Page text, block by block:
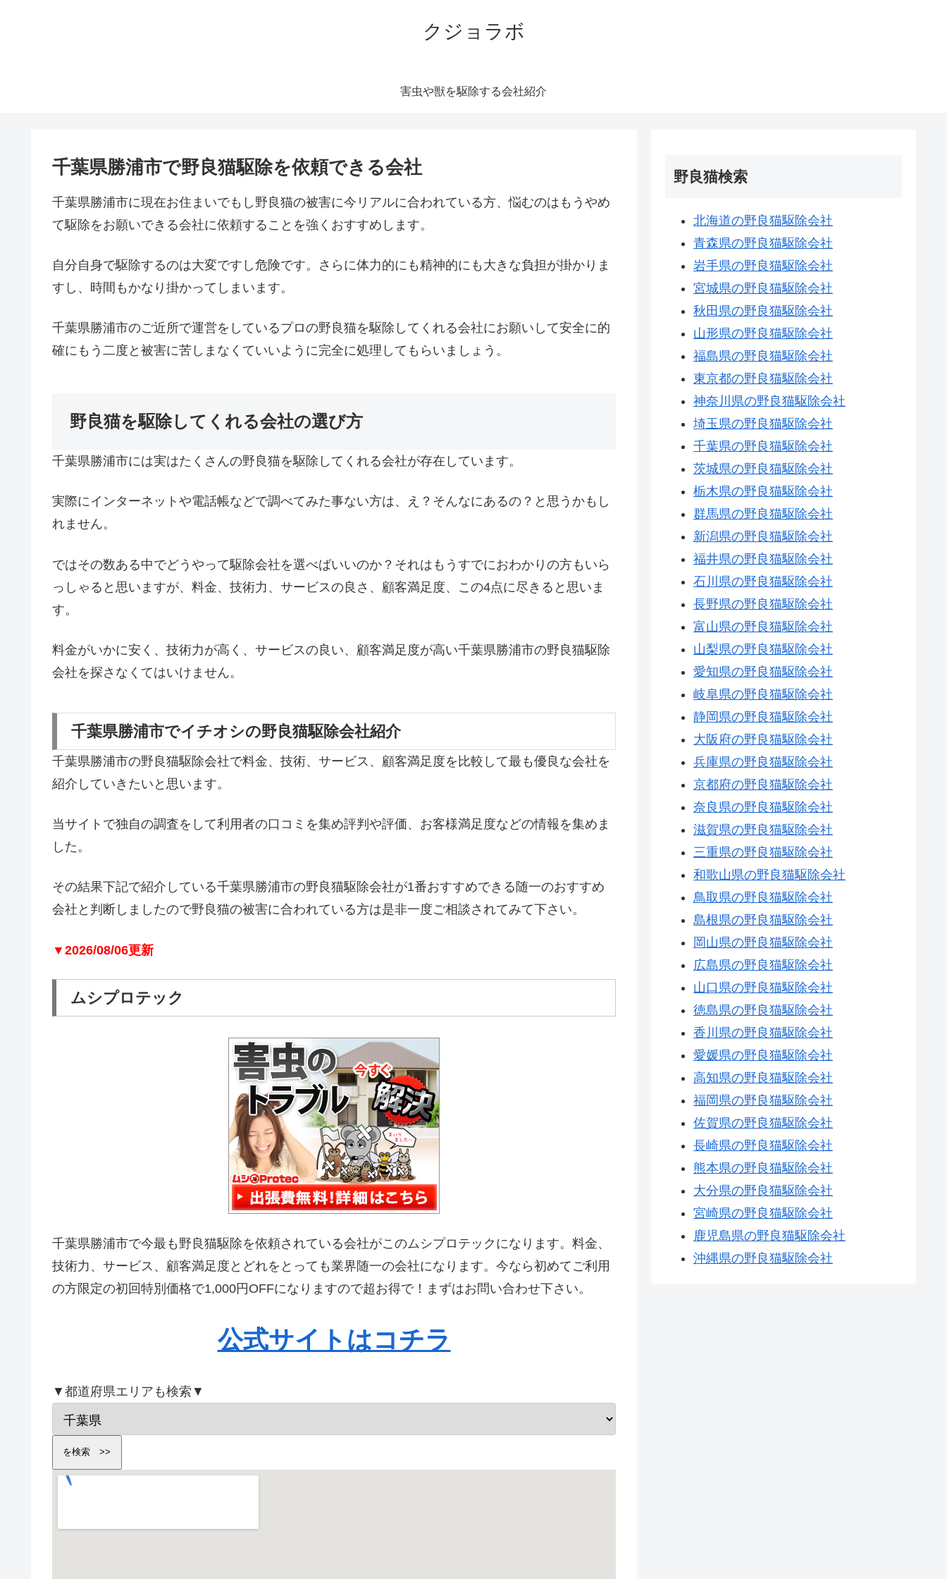
クジョラボ
害虫や獣を駆除する会社紹介
千葉県勝浦市で野良猫駆除を依頼できる会社
千葉県勝浦市に現在お住まいでもし野良猫の被害に今リアルに合われている方、悩むのはもうやめ
て駆除をお願いできる会社に依頼することを強くおすすめします。
自分自身で駆除するのは大変ですし危険です。さらに体力的にも精神的にも大きな負担が掛かりま
すし、時間もかなり掛かってしまいます。
千葉県勝浦市のご近所で運営をしているプロの野良猫を駆除してくれる会社にお願いして安全に的
確にもう二度と被害に苦しまなくていいように完全に処理してもらいましょう。
野良猫を駆除してくれる会社の選び方
千葉県勝浦市には実はたくさんの野良猫を駆除してくれる会社が存在しています。
実際にインターネットや電話帳などで調べてみた事ない方は、え？そんなにあるの？と思うかもし
れません。
ではその数ある中でどうやって駆除会社を選べばいいのか？それはもうすでにおわかりの方もいら
っしゃると思いますが、料金、技術力、サービスの良さ、顧客満足度、この4点に尽きると思いま
す。
料金がいかに安く、技術力が高く、サービスの良い、顧客満足度が高い千葉県勝浦市の野良猫駆除
会社を探さなくてはいけません。
千葉県勝浦市でイチオシの野良猫駆除会社紹介
千葉県勝浦市の野良猫駆除会社で料金、技術、サービス、顧客満足度を比較して最も優良な会社を
紹介していきたいと思います。
当サイトで独自の調査をして利用者の口コミを集め評判や評価、お客様満足度などの情報を集めま
した。
その結果下記で紹介している千葉県勝浦市の野良猫駆除会社が1番おすすめできる随一のおすすめ
会社と判断しましたので野良猫の被害に合われている方は是非一度ご相談されてみて下さい。
▼2026/08/06更新
ムシプロテック
千葉県勝浦市で今最も野良猫駆除を依頼されている会社がこのムシプロテックになります。料金、
技術力、サービス、顧客満足度とどれをとっても業界随一の会社になります。今なら初めてご利用
の方限定の初回特別価格で1,000円OFFになりますので超お得で！まずはお問い合わせ下さい。
公式サイトはコチラ
▼都道府県エリアも検索▼
野良猫検索
北海道の野良猫駆除会社
青森県の野良猫駆除会社
岩手県の野良猫駆除会社
宮城県の野良猫駆除会社
秋田県の野良猫駆除会社
山形県の野良猫駆除会社
福島県の野良猫駆除会社
東京都の野良猫駆除会社
神奈川県の野良猫駆除会社
埼玉県の野良猫駆除会社
千葉県の野良猫駆除会社
茨城県の野良猫駆除会社
栃木県の野良猫駆除会社
群馬県の野良猫駆除会社
新潟県の野良猫駆除会社
福井県の野良猫駆除会社
石川県の野良猫駆除会社
長野県の野良猫駆除会社
富山県の野良猫駆除会社
山梨県の野良猫駆除会社
愛知県の野良猫駆除会社
岐阜県の野良猫駆除会社
静岡県の野良猫駆除会社
大阪府の野良猫駆除会社
兵庫県の野良猫駆除会社
京都府の野良猫駆除会社
奈良県の野良猫駆除会社
滋賀県の野良猫駆除会社
三重県の野良猫駆除会社
和歌山県の野良猫駆除会社
鳥取県の野良猫駆除会社
島根県の野良猫駆除会社
岡山県の野良猫駆除会社
広島県の野良猫駆除会社
山口県の野良猫駆除会社
徳島県の野良猫駆除会社
香川県の野良猫駆除会社
愛媛県の野良猫駆除会社
高知県の野良猫駆除会社
福岡県の野良猫駆除会社
佐賀県の野良猫駆除会社
長崎県の野良猫駆除会社
熊本県の野良猫駆除会社
大分県の野良猫駆除会社
宮崎県の野良猫駆除会社
鹿児島県の野良猫駆除会社
沖縄県の野良猫駆除会社